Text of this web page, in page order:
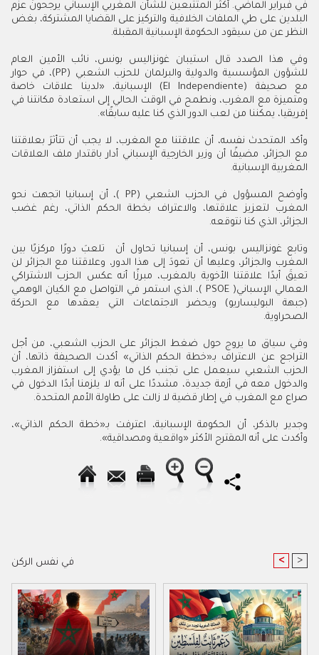
في فبراير الماضي. أكثر المتتبعين للشأن المغربي الإسباني يرجحونَ عزم
البلدين على طي الملفات الخلافية والتركيز على القضايا المشتركة، بغض
النظر عن من سيقود الحكومة الإسبانية المقبلة.
وفي هذا الصدد قال استيبان غونزاليس بونس، نائب الأمين العام
للشؤون المؤسسية والدولية والبرلمان للحزب الشعبي (PP)، في حوار
مع صحيفة (El Independiente) الإسبانية، «لدينا علاقات خاصة
ومتميزة مع المغرب، ونطمح في الوقت الحالي إلى استعادة مكانتنا في
إفريقيا، يمكننا من لعب الدور الذي كنا عليه سابقًا».
وأكد المتحدث نفسه، أن علاقتنا مع المغرب، لا يجب أن تتأثرَ بعلاقتنا
مع الجزائر، مضيفًا أن وزير الخارجية الإسباني أدار باقتدار ملف العلاقات
المغربية الإسبانية.
وأوضح المسؤول في الحزب الشعبي (PP )، أن إسبانيا اتجهت نحو
المغرب لتعزيز علاقتها، والاعتراف بخطة الحكم الذاتي، رغم غضب
الجزائر، الذي كنا نتوقعه.
وتابع غونزاليس بونس، أن إسبانيا تحاول أن تلعبَ دورًا مركزيًا بين
المغرب والجزائر، وعليها أن تعودَ إلى هذا الدور، وعلاقتنا مع الجزائر لن
تعيقَ أبدًا علاقتنا الأخوية بالمغرب، مبرزًا أنه عكس الحزب الاشتراكي
العمالي الإسباني(PSOE )، الذي استمر في التواصل مع الكيان الوهمي
(جبهة البوليساريو) ويحضر الاجتماعات التي يعقدها مع الحركة
الصحراوية.
وفي سياق ما يروج حول ضغط الجزائر على الحزب الشعبي، من أجل
التراجع عن الاعتراف بـ«خطة الحكم الذاتي» أكدت الصحيفة ذاتها، أن
الحزب الشعبي سيعمل على تجنب كل ما يؤدي إلى استفزاز المغرب
والدخول معه في أزمة جديدة، مشددًا على أنه لا يلزمنا أبدًا الدخول في
صراع مع المغرب في إطار قضية لا زالت على طاولة الأمم المتحدة.
وجدير بالذكر، أن الحكومة الإسبانية، اعترفت بـ«خطة الحكم الذاتي»،
وأكدت على أنه المقترح الأكثر «واقعية ومصداقية».
في نفس الركن < >